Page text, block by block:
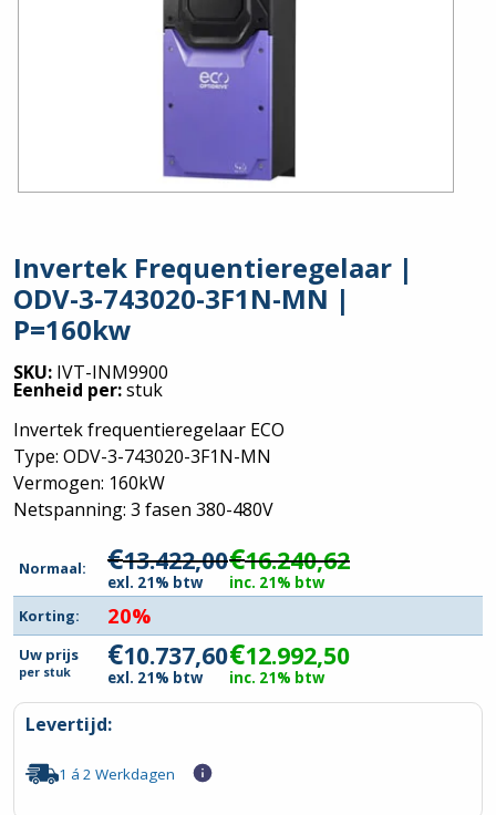
Invertek Frequentieregelaar |
ODV-3-743020-3F1N-MN |
P=160kw
SKU: IVT-INM9900
Eenheid per:stuk
Invertek frequentieregelaar ECO
Type: ODV-3-743020-3F1N-MN
Vermogen: 160kW
Netspanning: 3 fasen 380-480V
Normaal: €13.422,00
exl. 21% btw
€16.240,62
inc. 21% btw
Korting:
20%
Uw prijs
per stuk €10.737,60
exl. 21% btw
€12.992,50
inc. 21% btw
Levertijd:
1 á 2 Werkdagen